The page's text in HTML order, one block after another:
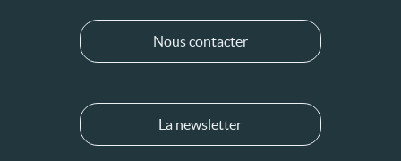
Nous contacter
La newsletter